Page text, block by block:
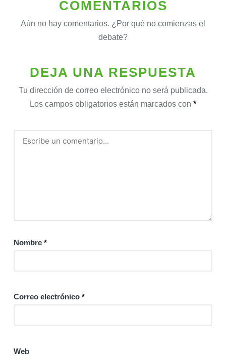
COMENTARIOS
Aún no hay comentarios. ¿Por qué no comienzas el
debate?
DEJA UNA RESPUESTA
Tu dirección de correo electrónico no será publicada.
Los campos obligatorios están marcados con *
Nombre *
Correo electrónico *
Web